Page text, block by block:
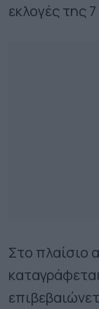
εκλογές της
Στο πλαίσιο